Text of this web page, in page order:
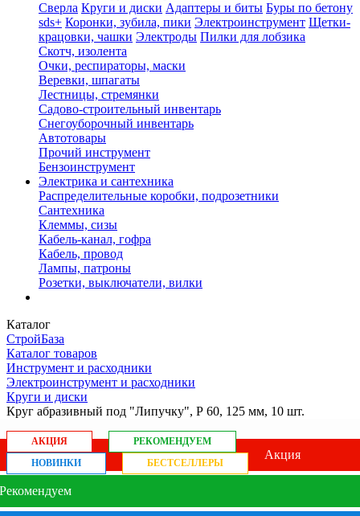
Сверла Круги и диски Адаптеры и биты Буры по бетону
sds+ Коронки, зубила, пики Электроинструмент Щетки-
крацовки, чашки Электроды Пилки для лобзика
Скотч, изолента
Очки, респираторы, маски
Веревки, шпагаты
Лестницы, стремянки
Садово-строительный инвентарь
Снегоуборочный инвентарь
Автотовары
Прочий инструмент
Бензоинструмент
Электрика и сантехника
Распределительные коробки, подрозетники
Сантехника
Клеммы, сизы
Кабель-канал, гофра
Кабель, провод
Лампы, патроны
Розетки, выключатели, вилки
Каталог
СтройБаза
Каталог товаров
Инструмент и расходники
Электроинструмент и расходники
Круги и диски
Круг абразивный под "Липучку", Р 60, 125 мм, 10 шт.
АКЦИЯ
РЕКОМЕНДУЕМ
НОВИНКИ
БЕСТСЕЛЛЕРЫ
Акция
Рекомендуем